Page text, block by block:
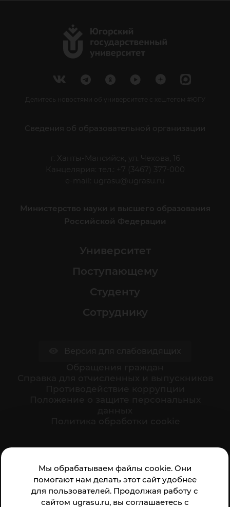
Мы обрабатываем файлы cookie. Они
помогают нам делать этот сайт удобнее
для пользователей. Продолжая работу с
сайтом ugrasu.ru, вы соглашаетесь с
Делитесь новостями об университете с хештегом #ЮГУ
Сведения об образовательной организации
г. Ханты-Мансийск, ул. Чехова, 16
Канцелярия: тел.: +7 (3467) 377-000
e-mail:
ugrasu@ugrasu.ru
Министерство науки и высшего образования
Российской Федерации
Университет
Поступающему
Студенту
Сотруднику
организации: